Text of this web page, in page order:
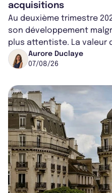
acquisitions
Au deuxième trimestre
son développement
plus attentiste. La valeur
progresse de 3,8% à
Aurore Duclaye
07/08/26